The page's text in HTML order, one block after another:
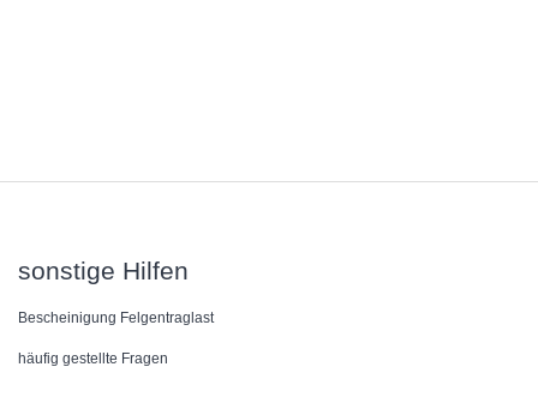
sonstige Hilfen
Bescheinigung Felgentraglast
häufig gestellte Fragen